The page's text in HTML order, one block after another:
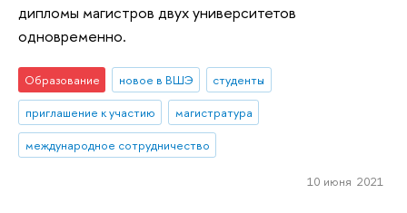
дипломы магистров двух университетов
одновременно.
Образование новое в ВШЭ
студенты
приглашение к участию
магистратура
международное сотрудничество
10 июня 2021